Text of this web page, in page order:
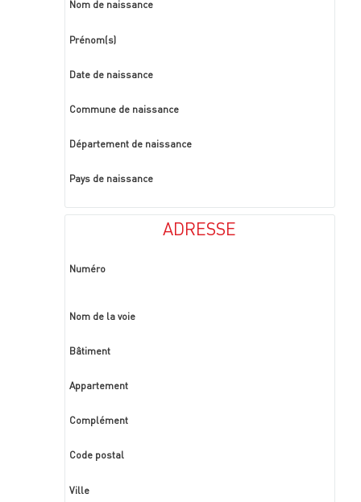
Nom de naissance
Prénom(s)
Date de naissance
Commune de naissance
Département de naissance
Pays de naissance
ADRESSE
Numéro
Nom de la voie
Bâtiment
Appartement
Complément
Code postal
Ville